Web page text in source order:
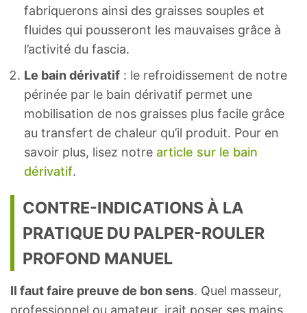
fabriquerons ainsi des graisses souples et
fluides qui pousseront les mauvaises grâce à
l’activité du fascia.
Le bain dérivatif : le refroidissement de notre
périnée par le bain dérivatif permet une
mobilisation de nos graisses plus facile grâce
au transfert de chaleur qu’il produit. Pour en
savoir plus, lisez notre article sur le bain
dérivatif.
CONTRE-INDICATIONS À LA
PRATIQUE DU PALPER-ROULER
PROFOND MANUEL
Il faut faire preuve de bon sens. Quel masseur,
professionnel ou amateur, irait poser ses mains